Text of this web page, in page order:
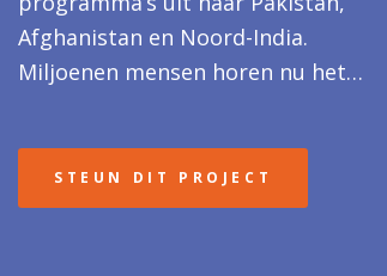
Afghanistan en Noord-India.
Miljoenen mensen horen nu het
luisteraars stromen binnen.
STEUN DIT PROJECT